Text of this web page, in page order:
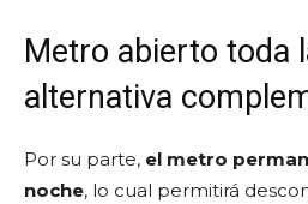
Metro abierto toda
alternativa
Por su parte, el metro
noche, lo cual permitirá